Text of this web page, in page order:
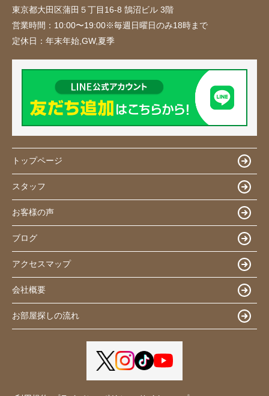
東京都大田区蒲田５丁目16-8 鵠沼ビル 3階
営業時間： 10:00〜19:00※毎週日曜日のみ18時まで
定休日： 年末年始,GW,夏季
トップページ
スタッフ
お客様の声
ブログ
アクセスマップ
会社概要
お部屋探しの流れ